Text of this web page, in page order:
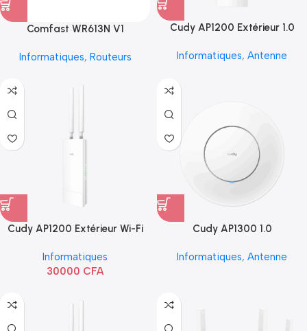
Comfast WR613N V1
Informatiques, Routeurs
Cudy AP1200 Extérieur 1.0
Informatiques, Antenne
Cudy AP1200 Extérieur Wi-Fi
Informatiques
30000 CFA
Cudy AP1300 1.0
Informatiques, Antenne